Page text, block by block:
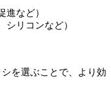
進など）
シリコンなど）
を選ぶことで、より効